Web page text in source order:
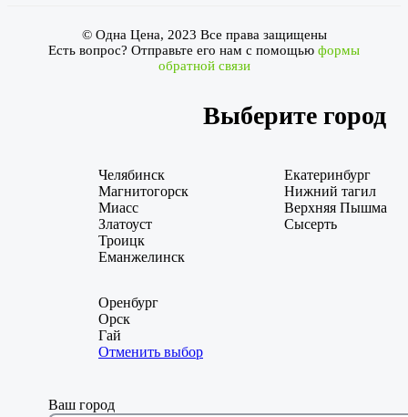
© Одна Цена, 2023 Все права защищены
Есть вопрос? Отправьте его нам с помощью формы
обратной связи
Выберите город
Челябинск
Магнитогорск
Миасс
Златоуст
Троицк
Еманжелинск
Екатеринбург
Нижний тагил
Верхняя Пышма
Сысерть
Оренбург
Орск
Гай
Отменить выбор
Ваш город